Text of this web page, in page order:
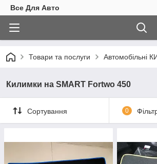
Все Для Авто
Товари та послуги Автомобільні
Килимки на SMART Fortwo 450
Сортування 0